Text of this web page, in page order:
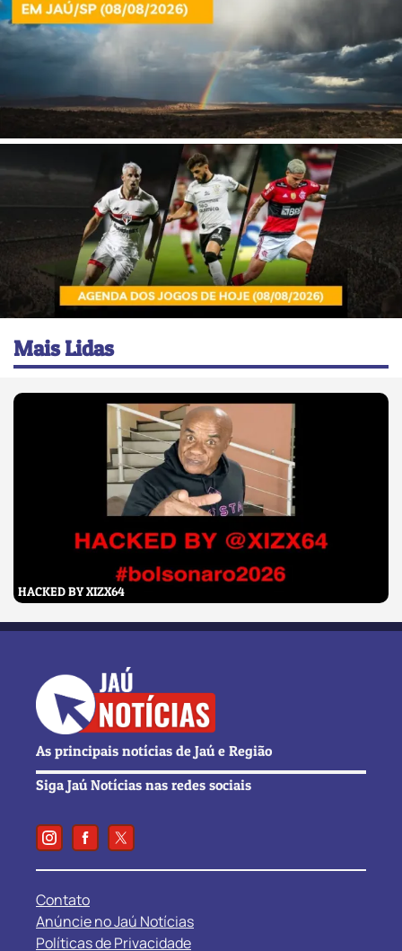
Mais Lidas
HACKED BY XIZX64
As principais notícias de Jaú e Região
Siga Jaú Notícias nas redes sociais
Contato
Anúncie no Jaú Notícias
Políticas de Privacidade